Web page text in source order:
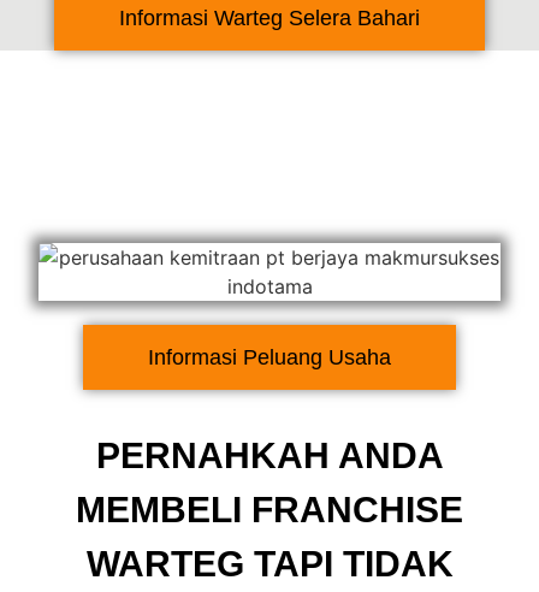
Informasi Warteg Selera Bahari
PERNAHKAH ANDA
MEMBELI FRANCHISE
WARTEG TAPI TIDAK
Informasi Peluang Usaha